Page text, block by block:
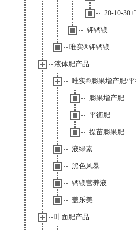
20-10-
钾钙镁
唯实®钾钙镁
液体肥产品
唯实®膨果增产肥/
膨果增产肥
平衡肥
提苗膨果肥
液绿素
黑色风暴
钙镁营养液
盖乐美
叶面肥产品